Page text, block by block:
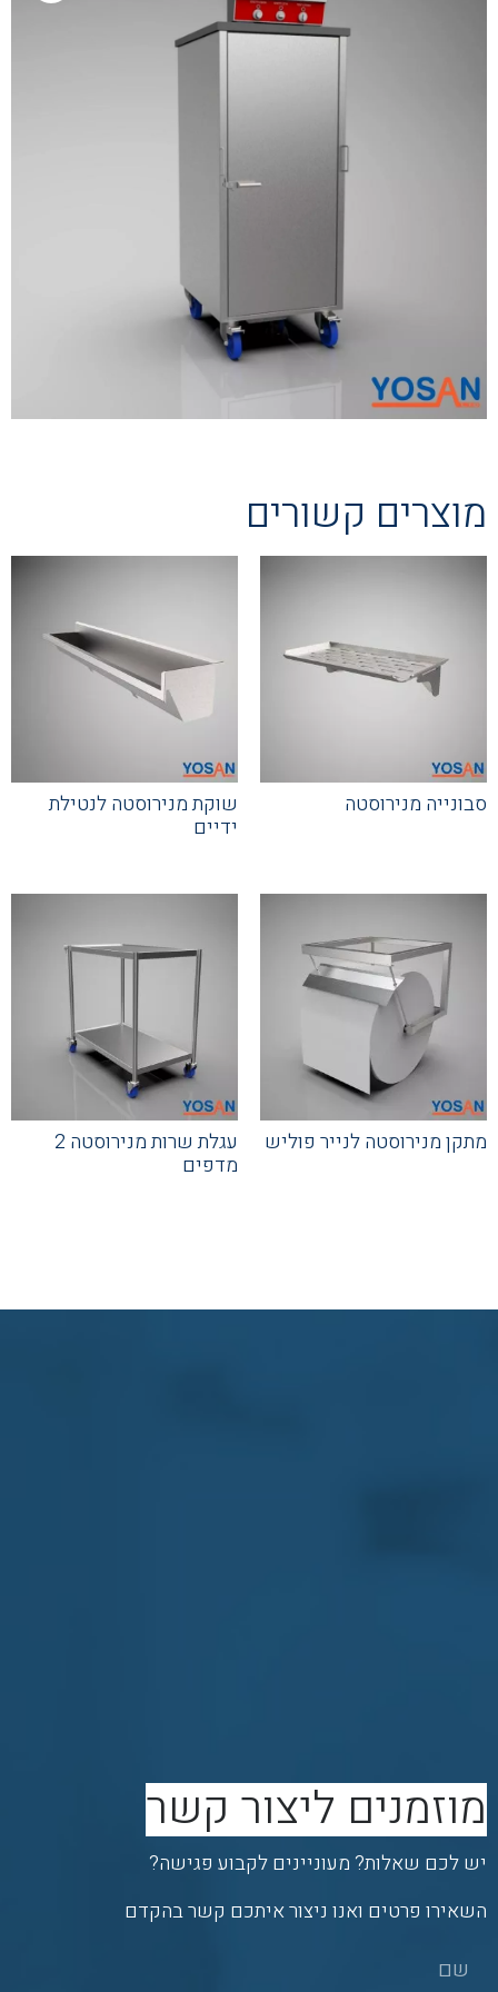
מוצרים קשורים
סבונייה מנירוסטה שוקת מנירוסטה לנטילת
ידיים
מתקן מנירוסטה לנייר פוליש עגלת שרות מנירוסטה 2
מדפים
מוזמנים ליצור קשר
יש לכם שאלות? מעוניינים לקבוע פגישה?
השאירו פרטים ואנו ניצור איתכם קשר בהקדם